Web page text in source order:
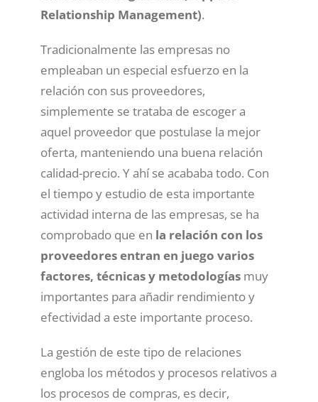
Relationship Management).
Tradicionalmente las empresas no
empleaban un especial esfuerzo en la
relación con sus proveedores,
simplemente se trataba de escoger a
aquel proveedor que postulase la mejor
oferta, manteniendo una buena relación
calidad-precio. Y ahí se acababa todo. Con
el tiempo y estudio de esta importante
actividad interna de las empresas, se ha
comprobado que en la relación con los
proveedores entran en juego varios
factores, técnicas y metodologíasmuy
importantes para añadir rendimiento y
efectividad a este importante proceso.
La gestión de este tipo de relaciones
engloba los métodos y procesos relativos a
los procesos de compras, es decir,